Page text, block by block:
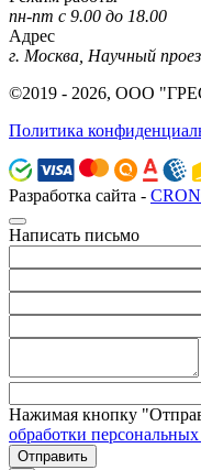
пн-пт с 9.00 до 18.00
Адрес
г. Москва, Научный
©2019 - 2026, ООО
Политика
Разработка сайта -
Написать письмо
Нажимая кнопку
обработки
Отправить